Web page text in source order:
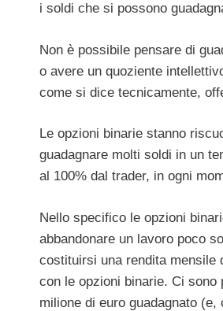
i soldi che si possono
Non è possibile pensare di
o avere un quoziente
come si dice tecnicamente,
Le opzioni binarie stanno
guadagnare molti soldi in un
al 100% dal trader, in ogni
Nello specifico le opzioni
abbandonare un lavoro poco
costituirsi una rendita mensile
con le opzioni binarie. Ci
milione di euro guadagnato